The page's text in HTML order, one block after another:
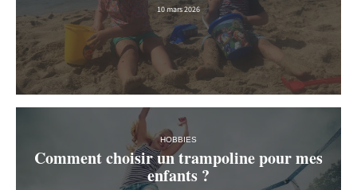
10 mars 2026
HOBBIES
Comment choisir un trampoline pour mes
enfants ?